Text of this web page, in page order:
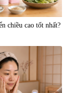
chiều cao tốt nhất?